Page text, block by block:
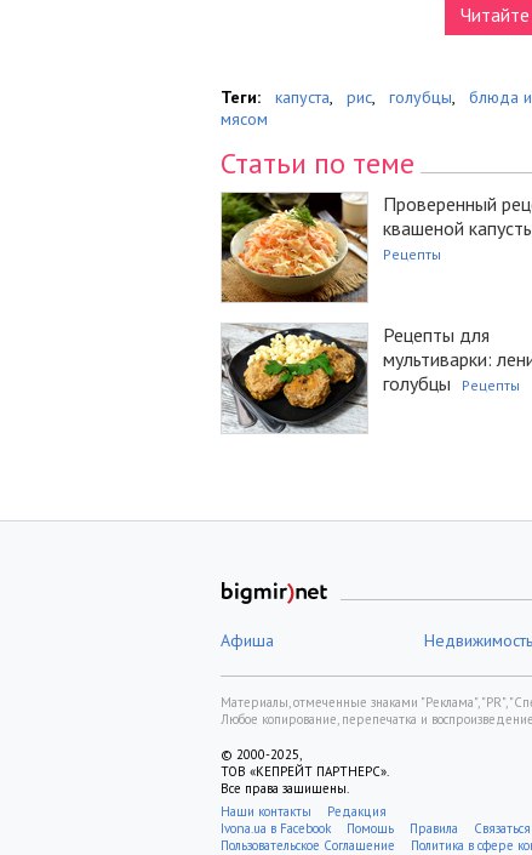
Теги: капуста, рис, голубцы, блюда
мясом
Статьи по теме
Проверенный
квашеной
Рецепты
Рецепты для
мультиварки:
голубцы
Рецепты
Афиша Недвижимость
Материалы, отмеченные знаками "Реклама", "PR",
Любое копирование, перепечатка и
© 2000-2025,
ТОВ «КЕПРЕЙТ ПАРТНЕРС».
Все права защищены.
Наши контакты
Редакция
Ivona.ua в Facebook
Помощь Правила
Пользовательское Соглашение
Политика в сфере